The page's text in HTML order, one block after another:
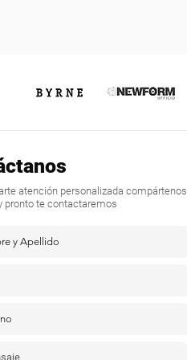
atención personalizada compártenos
pronto te contactaremos